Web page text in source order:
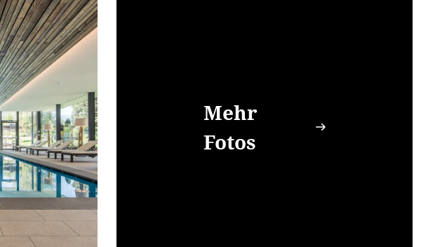
Mehr
Fotos